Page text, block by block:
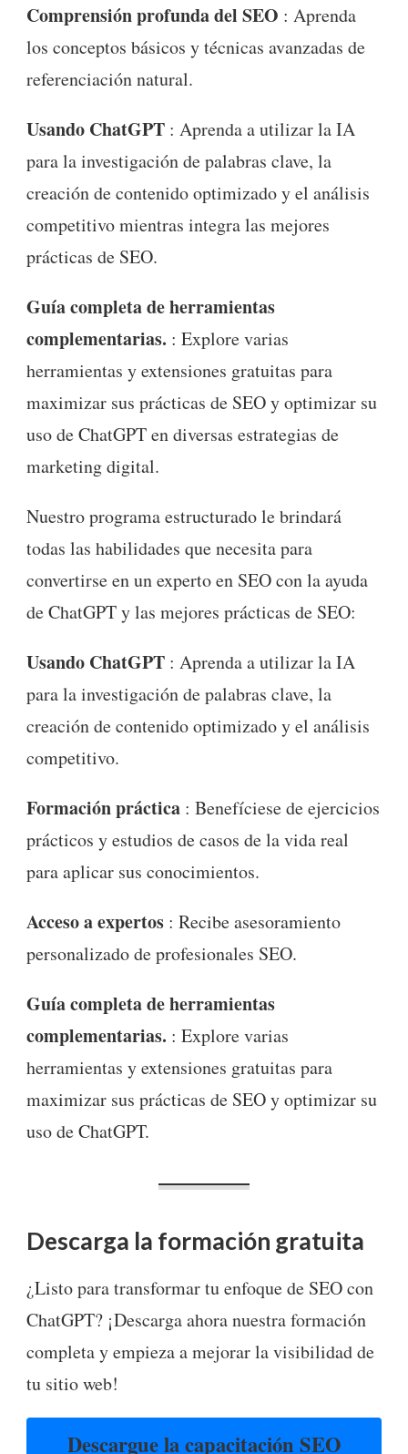
Comprensión profunda del SEO : Aprenda
los conceptos básicos y técnicas avanzadas de
referenciación natural.
Usando ChatGPT : Aprenda a utilizar la IA
para la investigación de palabras clave, la
creación de contenido optimizado y el análisis
competitivo mientras integra las mejores
prácticas de SEO.
Guía completa de herramientas
complementarias. : Explore varias
herramientas y extensiones gratuitas para
maximizar sus prácticas de SEO y optimizar su
uso de ChatGPT en diversas estrategias de
marketing digital.
Nuestro programa estructurado le brindará
todas las habilidades que necesita para
convertirse en un experto en SEO con la ayuda
de ChatGPT y las mejores prácticas de SEO:
Usando ChatGPT : Aprenda a utilizar la IA
para la investigación de palabras clave, la
creación de contenido optimizado y el análisis
competitivo.
Formación práctica : Benefíciese de ejercicios
prácticos y estudios de casos de la vida real
para aplicar sus conocimientos.
Acceso a expertos : Recibe asesoramiento
personalizado de profesionales SEO.
Guía completa de herramientas
complementarias. : Explore varias
herramientas y extensiones gratuitas para
maximizar sus prácticas de SEO y optimizar su
uso de ChatGPT.
Descarga la formación gratuita
¿Listo para transformar tu enfoque de SEO con
ChatGPT? ¡Descarga ahora nuestra formación
completa y empieza a mejorar la visibilidad de
tu sitio web!
Descargue la capacitación SEO